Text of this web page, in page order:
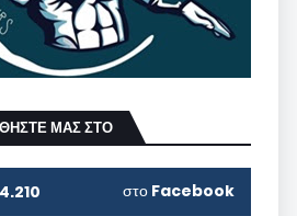
ΜΑΣ ΣΤΟ
στο Facebook